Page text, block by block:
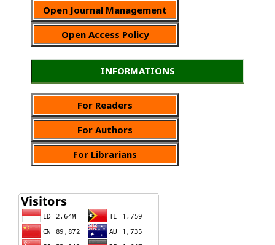
Open Journal Management
Open Access Policy
INFORMATIONS
For Readers
For Authors
For Librarians